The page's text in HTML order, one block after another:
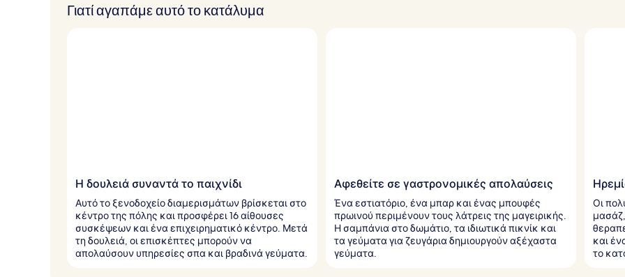
Γιατί αγαπάμε αυτό το κατάλυμα
Η δουλειά συναντά το παιχνίδι
Αυτό το ξενοδοχείο διαμερισμάτων βρίσκεται στο
κέντρο της πόλης και προσφέρει 16 αίθουσες
συσκέψεων και ένα επιχειρηματικό κέντρο. Μετά
τη δουλειά, οι επισκέπτες μπορούν να
απολαύσουν υπηρεσίες σπα και βραδινά γεύματα.
Αφεθείτε σε γαστρονομικές απολαύσεις
Ένα εστιατόριο, ένα μπαρ και ένας μπουφές
πρωινού περιμένουν τους λάτρεις της μαγειρικής.
Η σαμπάνια στο δωμάτιο, τα ιδιωτικά πικνίκ και
τα γεύματα για ζευγάρια δημιουργούν αξέχαστα
γεύματα.
Οι
και
το